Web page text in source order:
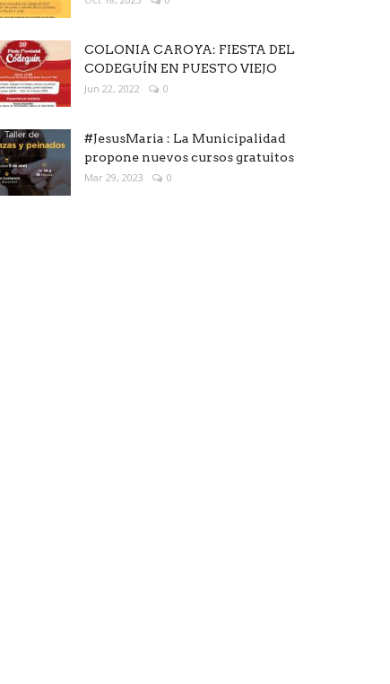
COLONIA CAROYA: FIESTA DEL
CODEGUÍN EN PUESTO VIEJO
Jun 22, 2022 0
#JesusMaria : La Municipalidad
propone nuevos cursos gratuitos
Mar 29, 2023 0